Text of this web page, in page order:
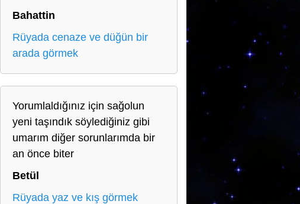
Bahattin
Rüyada cenaze ve düğün bir
arada görmek
Yorumlaldığınız için sağolun
yeni taşındık söylediğiniz gibi
umarım diğer sorunlarımda bir
an önce biter
Betül
Rüyada yaz ve kış görmek